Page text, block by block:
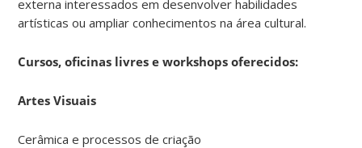
externa interessados em desenvolver habilidades
artísticas ou ampliar conhecimentos na área cultural.
Cursos, oficinas livres e workshops oferecidos:
Artes Visuais
Cerâmica e processos de criação